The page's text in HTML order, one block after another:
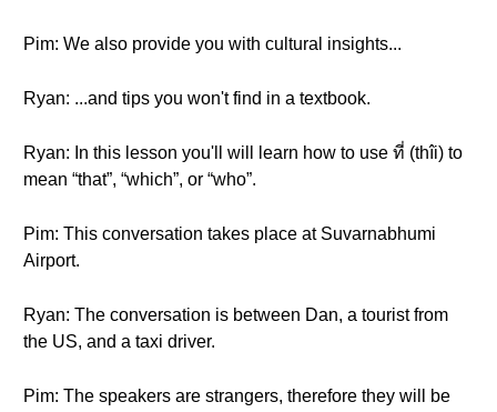
Pim: We also provide you with cultural insights...
Ryan: ...and tips you won't find in a textbook.
Ryan: In this lesson you'll will learn how to use ที่ (thîi) to
mean “that”, “which”, or “who”.
Pim: This conversation takes place at Suvarnabhumi
Airport.
Ryan: The conversation is between Dan, a tourist from
the US, and a taxi driver.
Pim: The speakers are strangers, therefore they will be